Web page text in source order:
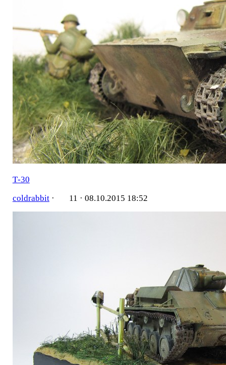
Т-30
coldrabbit· 11 · 08.10.2015 18:52